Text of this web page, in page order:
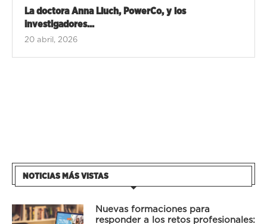
La doctora Anna Lluch, PowerCo, y los
investigadores...
20 abril, 2026
NOTICIAS MÁS VISTAS
Nuevas formaciones para
responder a los retos profesionales: